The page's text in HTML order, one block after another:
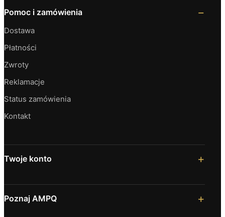
Pomoc i zamówienia
Dostawa
Płatności
Zwroty
Reklamacje
Status zamówienia
Kontakt
Twoje konto
Poznaj AMPQ